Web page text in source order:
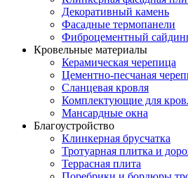
Декоративный камень
Фасадные термопанели
Фиброцементный
Кровельные материалы
Керамическая черепица
Цементно-песчаная
Сланцевая кровля
Комплектующие для
Мансардные окна
Благоустройство
Клинкерная брусчатка
Тротуарная плитка и
Террасная плита